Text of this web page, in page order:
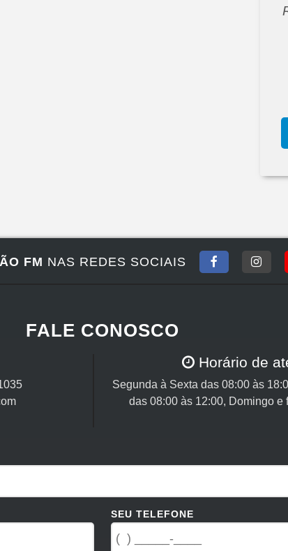
FM NAS REDES SOCIAIS
FALE CONOSCO
Horário de
Segunda à Sexta das 08:00 às
das 08:00 às 12:00, Domingo e
SEU TELEFONE